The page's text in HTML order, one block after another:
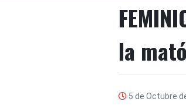
la
5 de Octubre